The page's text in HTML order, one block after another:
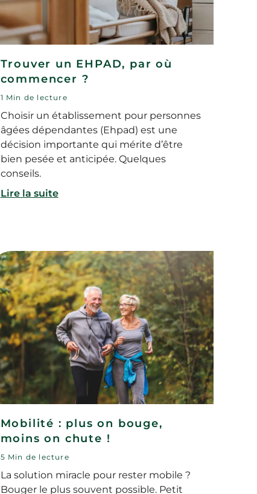
Trouver un EHPAD, par où
commencer ?
1 Min de lecture
Choisir un établissement pour personnes
âgées dépendantes (Ehpad) est une
décision importante qui mérite d’être
bien pesée et anticipée. Quelques
conseils.
Lire la suite
Mobilité : plus on bouge,
moins on chute !
5 Min de lecture
La solution miracle pour rester mobile ?
Bouger le plus souvent possible. Petit